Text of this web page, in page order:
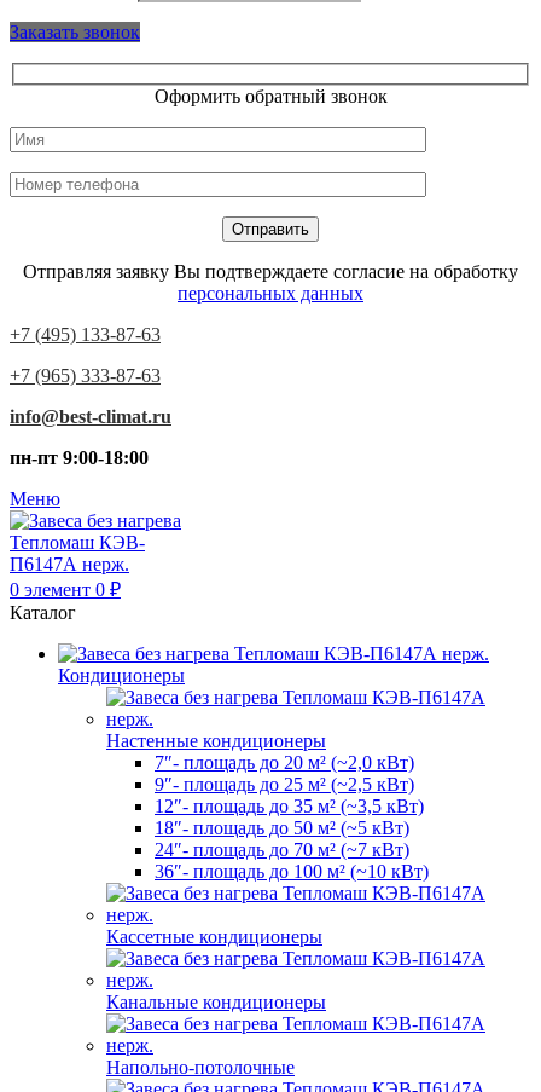
Заказать звонок
Оформить обратный звонок
Отправляя заявку Вы подтверждаете согласие на обработку
персональных данных
+7 (495) 133-87-63
+7 (965) 333-87-63
info@best-climat.ru
пн-пт 9:00-18:00
Меню
0 элемент 0 ₽
Каталог
Кондиционеры
Настенные кондиционеры
7″- площадь до 20 м² (~2,0 кВт)
9″- площадь до 25 м² (~2,5 кВт)
12″- площадь до 35 м² (~3,5 кВт)
18″- площадь до 50 м² (~5 кВт)
24″- площадь до 70 м² (~7 кВт)
36″- площадь до 100 м² (~10 кВт)
Кассетные кондиционеры
Канальные кондиционеры
Напольно-потолочные